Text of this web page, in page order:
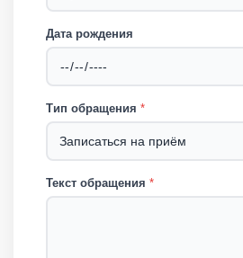
Дата рождения
Тип обращения *
Текст обращения *